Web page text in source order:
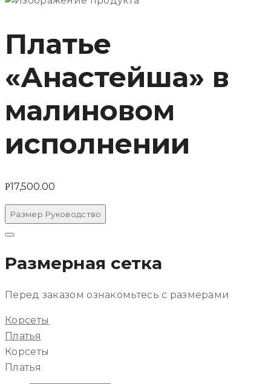
Платье
«Анастейша» в
малиновом
исполнении
Р17,500.00
Размер Руководство
Размерная сетка
Перед заказом ознакомьтесь с размерами
Корсеты
Платья
Корсеты
Платья